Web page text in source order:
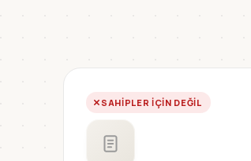
SAHIPLER IÇIN DEĞIL